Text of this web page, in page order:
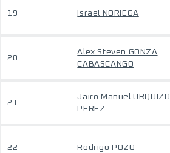
19 Israel NORIEGA
20
Alex Steven GONZA
CABASCANGO
21
Jairo Manuel URQUIZO
PEREZ
22 Rodrigo POZO